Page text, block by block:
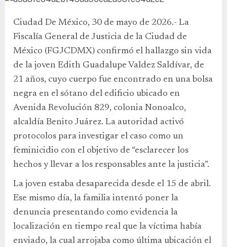
Ciudad De México, 30 de mayo de 2026.- La
Fiscalía General de Justicia de la Ciudad de
México (FGJCDMX) confirmó el hallazgo sin vida
de la joven Edith Guadalupe Valdez Saldívar, de
21 años, cuyo cuerpo fue encontrado en una bolsa
negra en el sótano del edificio ubicado en
Avenida Revolución 829, colonia Nonoalco,
alcaldía Benito Juárez. La autoridad activó
protocolos para investigar el caso como un
feminicidio con el objetivo de “esclarecer los
hechos y llevar a los responsables ante la justicia”.
La joven estaba desaparecida desde el 15 de abril.
Ese mismo día, la familia intentó poner la
denuncia presentando como evidencia la
localización en tiempo real que la víctima había
enviado, la cual arrojaba como última ubicación el